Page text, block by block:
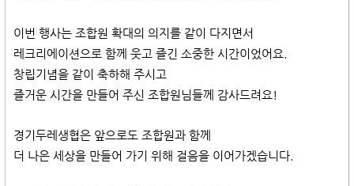
이번 행사는 조합원 확대의 의지를 같이 다지면서
레크리에이션으로 함께 웃고 즐긴 소중한 시간이었어요.
창립기념을 같이 축하해 주시고
즐거운 시간을 만들어 주신 조합원님들께 감사드려요!
경기두레생협은 앞으로도 조합원과 함께
더 나은 세상을 만들어 가기 위해 걸음을 이어가겠습니다.